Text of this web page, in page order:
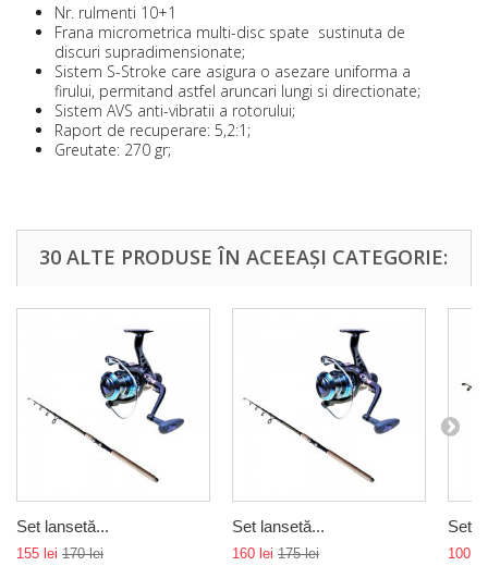
Nr. rulmenti 10+1
Frana micrometrica multi-disc spate sustinuta de
discuri supradimensionate;
Sistem S-Stroke care asigura o asezare uniforma a
firului, permitand astfel aruncari lungi si directionate;
Sistem AVS anti-vibratii a rotorului;
Raport de recuperare: 5,2:1;
Greutate: 270 gr;
30 ALTE PRODUSE ÎN ACEEAȘI CATEGORIE:
Set lansetă...
155 lei 170 lei
Set lansetă...
160 lei 175 lei
Set
100 lei